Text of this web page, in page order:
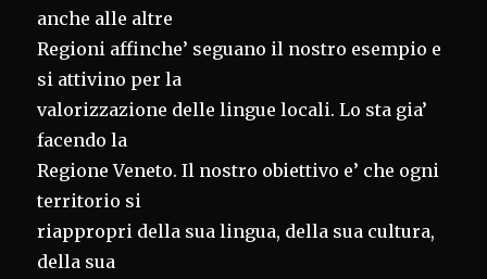
anche alle altre
Regioni affinche’ seguano il nostro esempio e
si attivino per la
valorizzazione delle lingue locali. Lo sta gia’
facendo la
Regione Veneto. Il nostro obiettivo e’ che ogni
territorio si
riappropri della sua lingua, della sua cultura,
della sua